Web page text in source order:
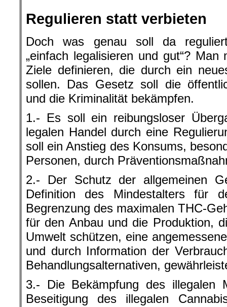
Regulieren statt verbieten
Doch was genau soll da
„einfach legalisieren und gut“?
Ziele definieren, die durch ein
sollen. Das Gesetz soll die
und die Kriminalität bekämpfen.
1.- Es soll ein reibungsloser
legalen Handel durch eine
soll ein Anstieg des Konsums,
Personen, durch
2.- Der Schutz der allgemeinen
Definition des Mindestalters für
Begrenzung des maximalen THC-
für den Anbau und die Produktion,
Umwelt schützen, eine
und durch Information der
Behandlungsalternativen,
3.- Die Bekämpfung des illegalen
Beseitigung des illegalen